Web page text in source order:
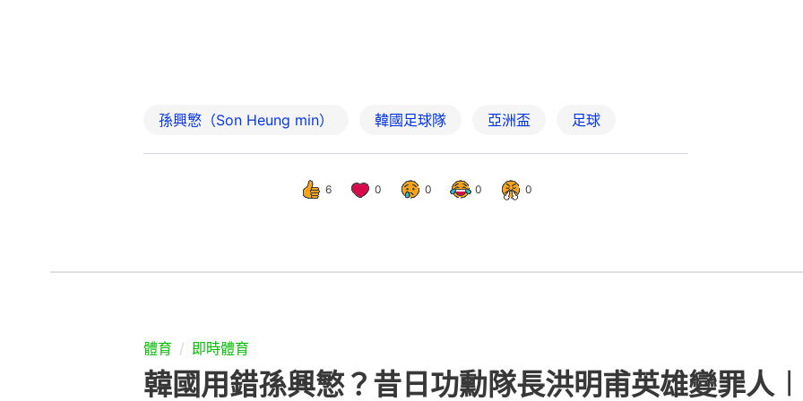
孫興慜（Son Heung min） 韓國足球隊 亞洲盃 足球
6 0 0 0 0
體育 即時體育
韓國用錯孫興慜？昔日功勳隊長洪明甫英雄變罪人